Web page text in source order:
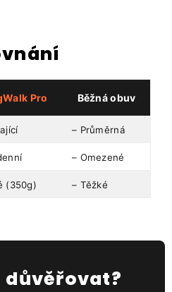
Pro Běžná obuv
– Průměrná
– Omezené
(350g) – Těžké
důvěřovat?